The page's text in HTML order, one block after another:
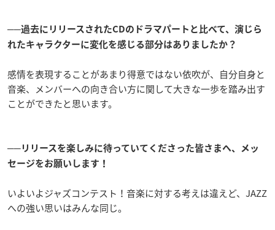
──過去にリリースされたCDのドラマパートと比べて、演じら
れたキャラクターに変化を感じる部分はありましたか？
感情を表現することがあまり得意ではない依吹が、自分自身と
音楽、メンバーへの向き合い方に関して大きな一歩を踏み出す
ことができたと思います。
──リリースを楽しみに待っていてくださった皆さまへ、メッ
セージをお願いします！
いよいよジャズコンテスト！音楽に対する考えは違えど、JAZZ
への強い思いはみんな同じ。